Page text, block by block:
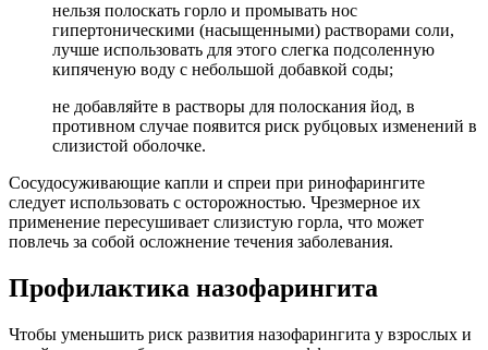
нельзя полоскать горло и промывать нос
гипертоническими (насыщенными) растворами соли,
лучше использовать для этого слегка подсоленную
кипяченую воду с небольшой добавкой соды;
не добавляйте в растворы для полоскания йод, в
противном случае появится риск рубцовых изменений в
слизистой оболочке.
Сосудосуживающие капли и спреи при ринофарингите
следует использовать с осторожностью. Чрезмерное их
применение пересушивает слизистую горла, что может
повлечь за собой осложнение течения заболевания.
Профилактика назофарингита
Чтобы уменьшить риск развития назофарингита у взрослых и